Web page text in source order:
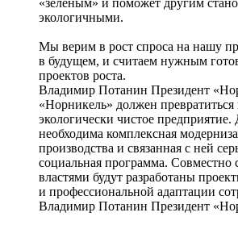
экологичными.
Мы верим в рост спроса на нашу
в будущем, и считаем нужным
проектов роста.
Владимир Потанин Президент
«Норникель» должен превратиться
экологически чистое предприятие.
необходима комплексная
производства и связанная с ней
социальная программа. Совместно
властями будут разработаны
и профессиональной адаптации
Владимир Потанин Президент